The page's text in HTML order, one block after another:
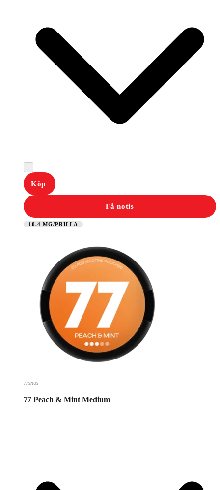
Köp
Få notis
10.4 MG/PRILLA
77 SNUS
77 Peach & Mint Medium